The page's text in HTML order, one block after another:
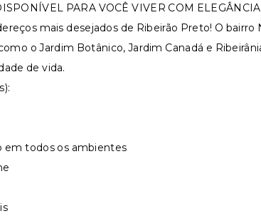
PARA VOCÊ VIVER COM
mais desejados de Ribeirão Preto! O bairro
o Jardim Botânico, Jardim Canadá e
de vida.
em todos os ambientes